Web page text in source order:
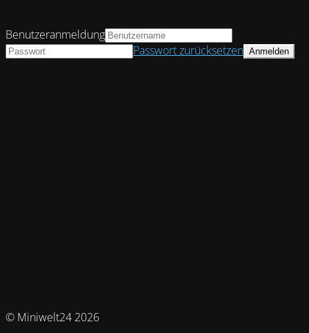
© Miniwelt24 2026
Benutzeranmeldung
Passwort zurücksetzen